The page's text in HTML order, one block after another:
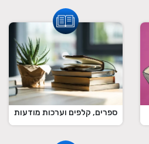
ספרים, קלפים וערכות מודעות